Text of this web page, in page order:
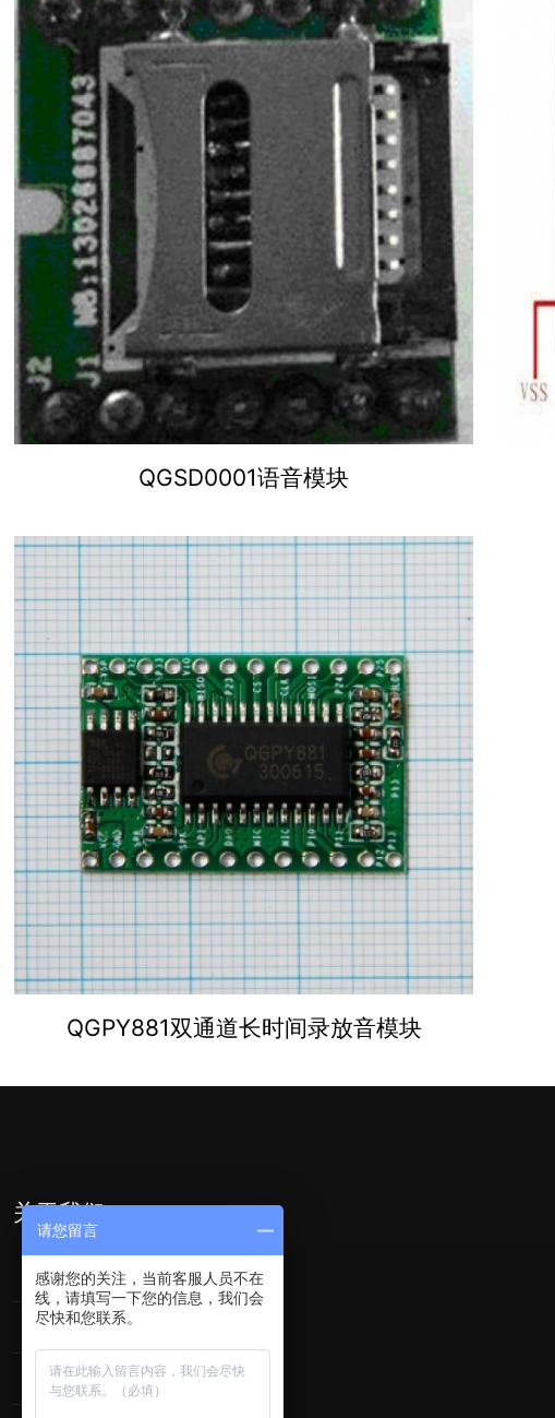
QGSD0001语音模块
QGPY881双通道长时间录放音模块
关于我们
关于我们
资料下载
联系我们
请您留言
感谢您的关注，当前客服人员不在
线，请填写一下您的信息，我们会
尽快和您联系。